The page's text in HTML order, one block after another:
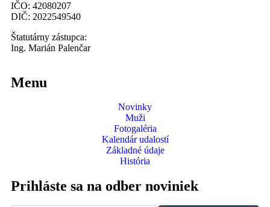
IČO: 42080207
DIČ: 2022549540
Štatutárny zástupca:
Ing. Marián Palenčar
Menu
Novinky
Muži
Fotogaléria
Kalendár udalostí
Základné údaje
História
Prihláste sa na odber noviniek